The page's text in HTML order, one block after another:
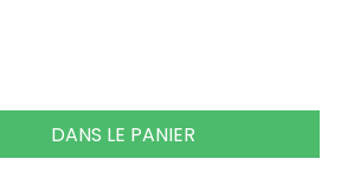
DANS LE PANIER